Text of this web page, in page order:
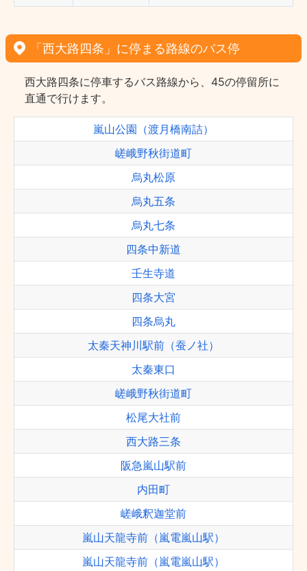
「西大路四条」に停まる路線のバス停
西大路四条に停車するバス路線から、45の停留所に
直通で行けます。
嵐山公園（渡月橋南詰）
嵯峨野秋街道町
烏丸松原
烏丸五条
烏丸七条
四条中新道
壬生寺道
四条大宮
四条烏丸
太秦天神川駅前（蚕ノ社）
太秦東口
嵯峨野秋街道町
松尾大社前
西大路三条
阪急嵐山駅前
内田町
嵯峨釈迦堂前
嵐山天龍寺前（嵐電嵐山駅）
嵐山天龍寺前（嵐電嵐山駅）